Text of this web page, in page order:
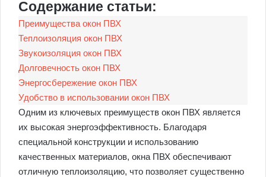
Содержание статьи:
Преимущества окон ПВХ
Теплоизоляция окон ПВХ
Звукоизоляция окон ПВХ
Долговечность окон ПВХ
Энергосбережение окон ПВХ
Удобство в использовании окон ПВХ
Одним из ключевых преимуществ окон ПВХ является
их высокая энергоэффективность. Благодаря
специальной конструкции и использованию
качественных материалов, окна ПВХ обеспечивают
отличную теплоизоляцию, что позволяет существенно